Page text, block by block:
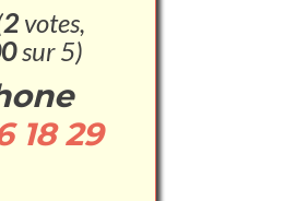
2votes,
sur 5)
18 29